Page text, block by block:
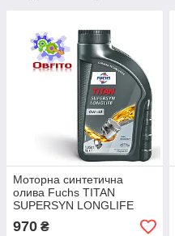
Моторна синтетична
олива Fuchs TITAN
SUPERSYN LONGLIFE
SAE 0W-40, 1л
970 ₴